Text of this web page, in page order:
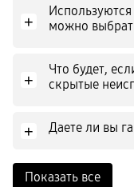
+
можно
+
Что будет,
скрытые
+ Даете ли вы
Показать все